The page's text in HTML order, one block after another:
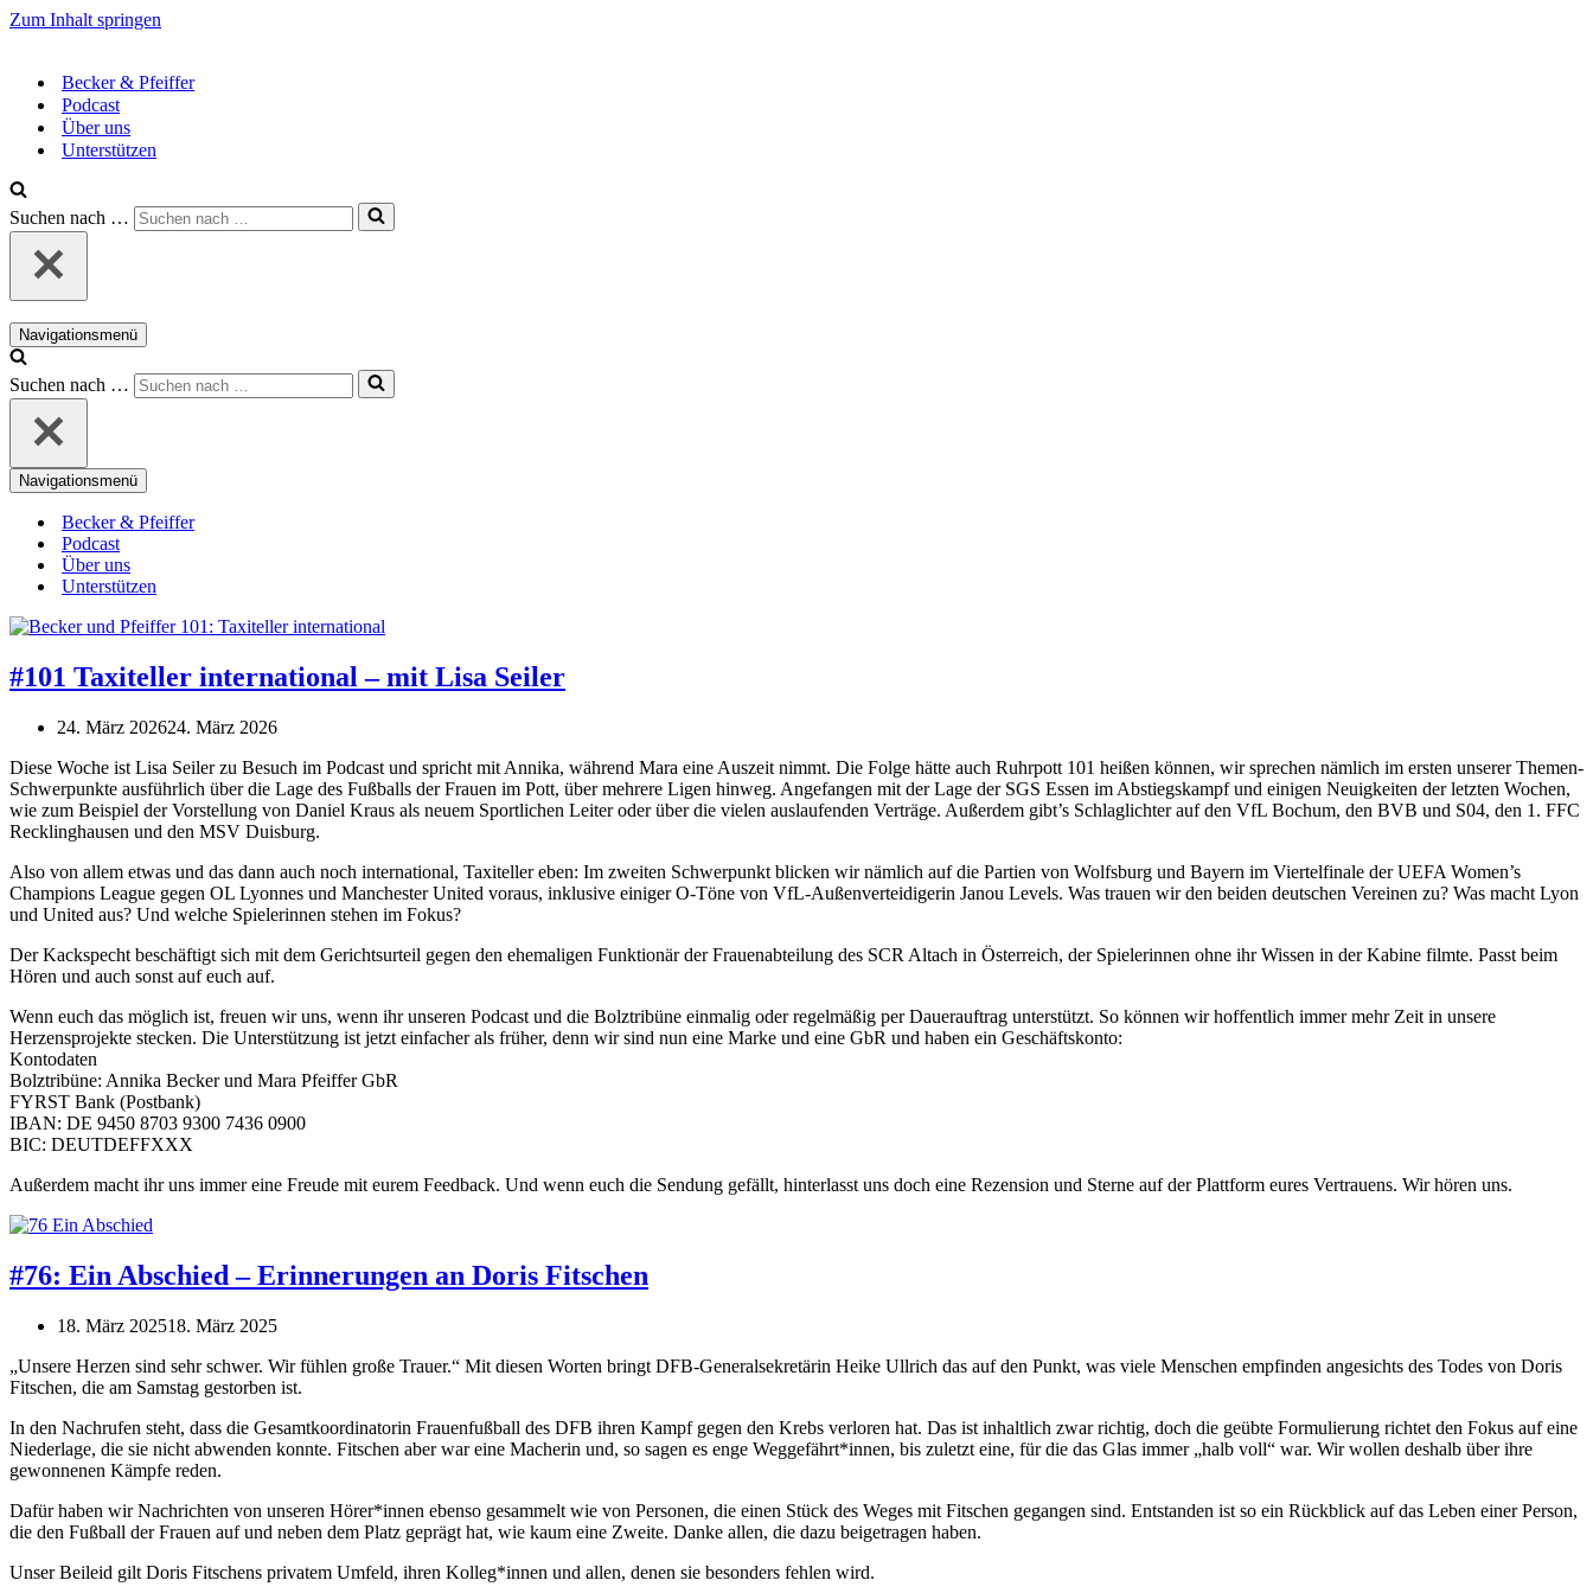
Zum Inhalt springen
Becker & Pfeiffer
Podcast
Über uns
Unterstützen
Suchen nach …
Navigationsmenü
Suchen nach …
Navigationsmenü
Becker & Pfeiffer
Podcast
Über uns
Unterstützen
#101 Taxiteller international – mit Lisa Seiler
24. März 202624. März 2026
Diese Woche ist Lisa Seiler zu Besuch im Podcast und spricht mit Annika, während Mara eine Auszeit nimmt. Die Folge hätte auch Ruhrpott 101 heißen können, wir sprechen nämlich im ersten unserer Themen-
Schwerpunkte ausführlich über die Lage des Fußballs der Frauen im Pott, über mehrere Ligen hinweg. Angefangen mit der Lage der SGS Essen im Abstiegskampf und einigen Neuigkeiten der letzten Wochen,
wie zum Beispiel der Vorstellung von Daniel Kraus als neuem Sportlichen Leiter oder über die vielen auslaufenden Verträge. Außerdem gibt’s Schlaglichter auf den VfL Bochum, den BVB und S04, den 1. FFC
Recklinghausen und den MSV Duisburg.
Also von allem etwas und das dann auch noch international, Taxiteller eben: Im zweiten Schwerpunkt blicken wir nämlich auf die Partien von Wolfsburg und Bayern im Viertelfinale der UEFA Women’s
Champions League gegen OL Lyonnes und Manchester United voraus, inklusive einiger O-Töne von VfL-Außenverteidigerin Janou Levels. Was trauen wir den beiden deutschen Vereinen zu? Was macht Lyon
und United aus? Und welche Spielerinnen stehen im Fokus?
Der Kackspecht beschäftigt sich mit dem Gerichtsurteil gegen den ehemaligen Funktionär der Frauenabteilung des SCR Altach in Österreich, der Spielerinnen ohne ihr Wissen in der Kabine filmte. Passt beim
Hören und auch sonst auf euch auf.
Wenn euch das möglich ist, freuen wir uns, wenn ihr unseren Podcast und die Bolztribüne einmalig oder regelmäßig per Dauerauftrag unterstützt. So können wir hoffentlich immer mehr Zeit in unsere
Herzensprojekte stecken. Die Unterstützung ist jetzt einfacher als früher, denn wir sind nun eine Marke und eine GbR und haben ein Geschäftskonto:
Kontodaten
Bolztribüne: Annika Becker und Mara Pfeiffer GbR
FYRST Bank (Postbank)
IBAN: DE 9450 8703 9300 7436 0900
BIC: DEUTDEFFXXX
Außerdem macht ihr uns immer eine Freude mit eurem Feedback. Und wenn euch die Sendung gefällt, hinterlasst uns doch eine Rezension und Sterne auf der Plattform eures Vertrauens. Wir hören uns.
#76: Ein Abschied – Erinnerungen an Doris Fitschen
18. März 202518. März 2025
„Unsere Herzen sind sehr schwer. Wir fühlen große Trauer.“ Mit diesen Worten bringt DFB-Generalsekretärin Heike Ullrich das auf den Punkt, was viele Menschen empfinden angesichts des Todes von Doris
Fitschen, die am Samstag gestorben ist.
In den Nachrufen steht, dass die Gesamtkoordinatorin Frauenfußball des DFB ihren Kampf gegen den Krebs verloren hat. Das ist inhaltlich zwar richtig, doch die geübte Formulierung richtet den Fokus auf eine
Niederlage, die sie nicht abwenden konnte. Fitschen aber war eine Macherin und, so sagen es enge Weggefährt*innen, bis zuletzt eine, für die das Glas immer „halb voll“ war. Wir wollen deshalb über ihre
gewonnenen Kämpfe reden.
Dafür haben wir Nachrichten von unseren Hörer*innen ebenso gesammelt wie von Personen, die einen Stück des Weges mit Fitschen gegangen sind. Entstanden ist so ein Rückblick auf das Leben einer Person,
die den Fußball der Frauen auf und neben dem Platz geprägt hat, wie kaum eine Zweite. Danke allen, die dazu beigetragen haben.
Unser Beileid gilt Doris Fitschens privatem Umfeld, ihren Kolleg*innen und allen, denen sie besonders fehlen wird.